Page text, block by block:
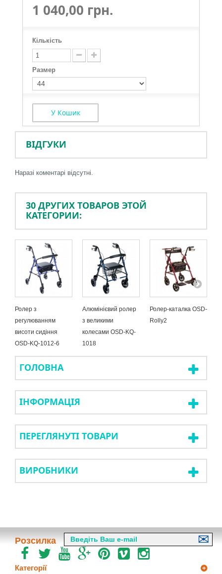
1 040,00 грн.
Кількість
Размер
У Кошик
ВІДГУКИ
Наразі коментарі відсутні.
30 ДРУГИХ ТОВАРОВ ЭТОЙ
КАТЕГОРИИ:
Ролер з
регулюванням
висоти сидіння
OSD-KQ-1012-6
Алюмінієвий ролер
з великими
колесами OSD-KQ-
1018
Ролер-каталка OSD-
Rolly2
ГОЛОВНА
ІНФОРМАЦІЯ
ПЕРЕГЛЯНУТІ ТОВАРИ
ВИРОБНИКИ
Розсилка
Категорії